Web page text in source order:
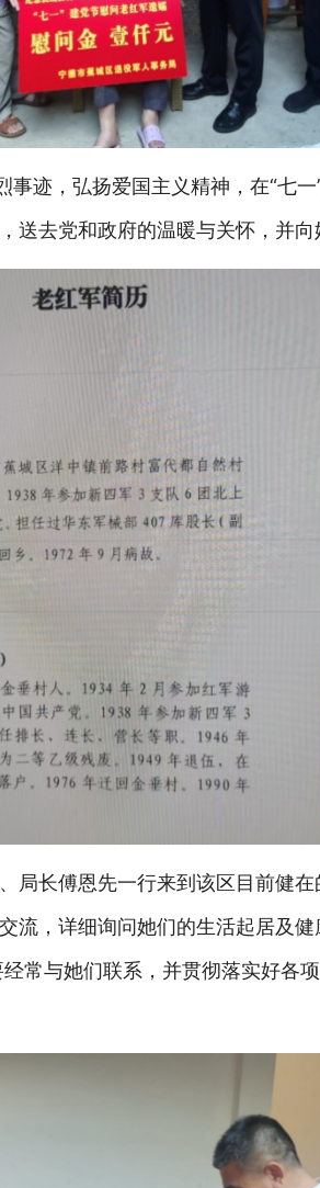
事迹，弘扬爱国主义精神，在“七一
送去党和政府的温暖与关怀，并向
局长傅恩先一行来到该区目前健在
流，详细询问她们的生活起居及
常与她们联系，并贯彻落实好各